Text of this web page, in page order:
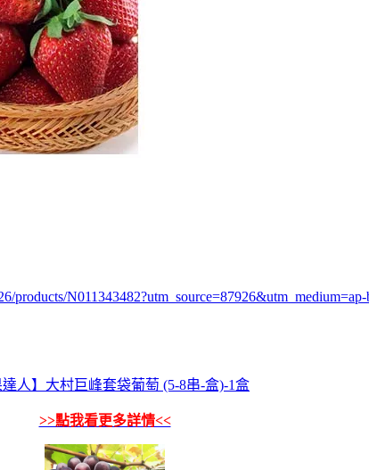
products/
達人】大村巨峰套袋葡萄 (5-8串-盒)-1盒
>>點我看更多詳情<<